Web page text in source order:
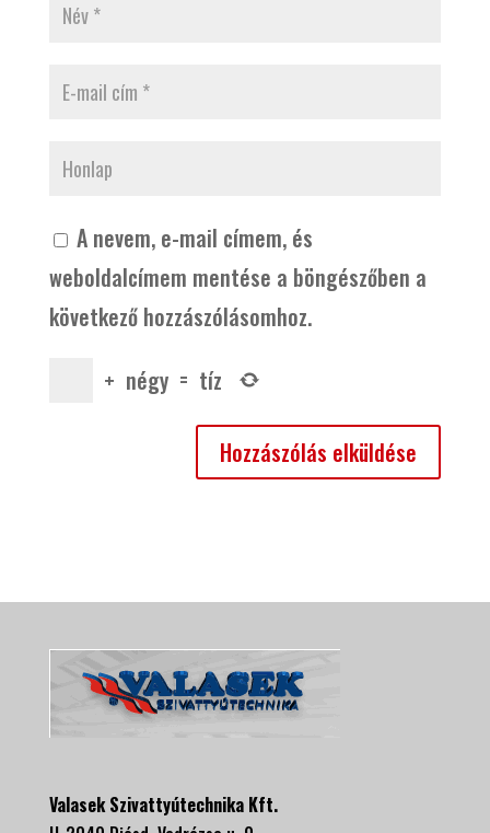
A nevem, e-mail címem, és
weboldalcímem mentése a böngészőben a
következő hozzászólásomhoz.
+ négy = tíz
Valasek Szivattyútechnika Kft.